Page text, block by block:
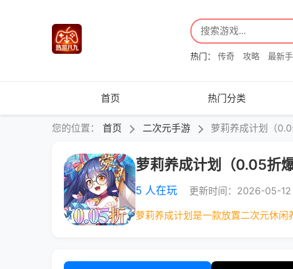
热门： 传奇 攻略 最新
首页 热门分类
您的位置： 首页 二次元手游 萝莉养成计划（
萝莉养成计划（0.05折
5 人在玩 更新时间：2026-05-12
萝莉养成计划是一款放置二次元休闲